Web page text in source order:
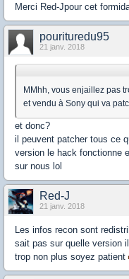
Merci Red-Jpour cet
pourituredu95
21 janv. 2018
MMhh, vous enjaillez pas
et vendu à Sony qui va
et donc?
il peuvent patcher tous ce
version le hack fonctionne
sur nous lol
Red-J
21 janv. 2018
Les infos recon sont
sait pas sur quelle version
trop non plus soyez patient